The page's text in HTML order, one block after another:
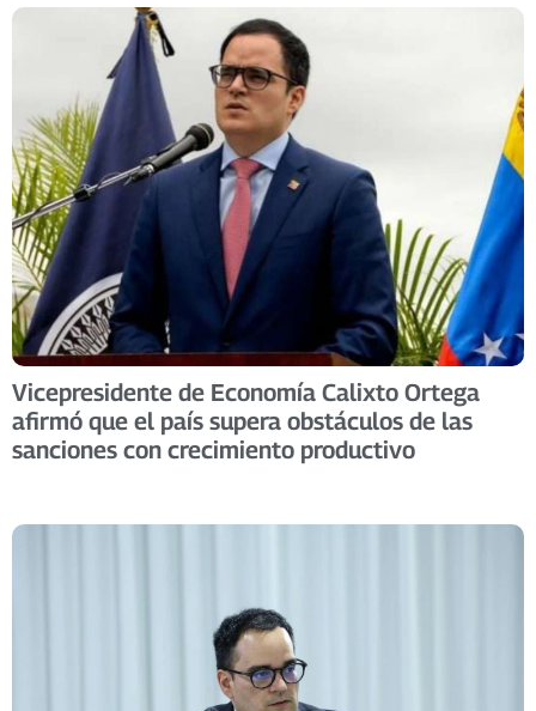
Vicepresidente de Economía Calixto Ortega
afirmó que el país supera obstáculos de las
sanciones con crecimiento productivo